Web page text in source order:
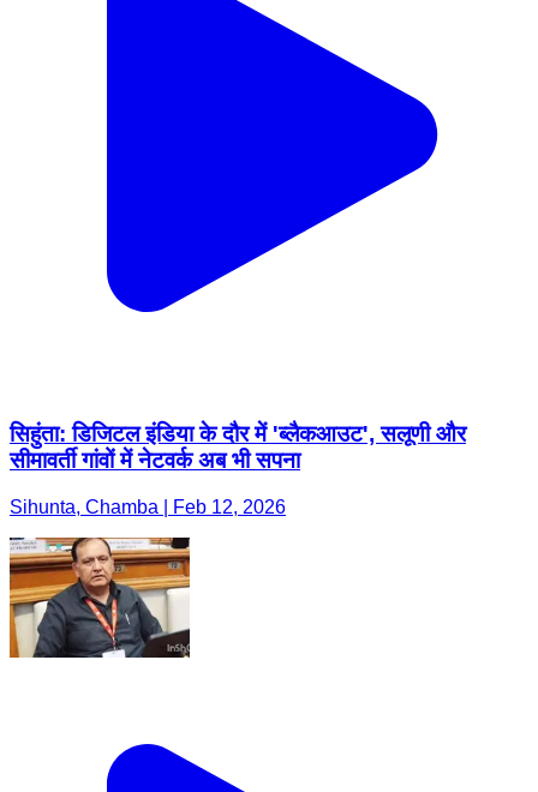
सिहुंता: डिजिटल इंडिया के दौर में 'ब्लैकआउट', सलूणी और
सीमावर्ती गांवों में नेटवर्क अब भी सपना
Sihunta, Chamba | Feb 12, 2026